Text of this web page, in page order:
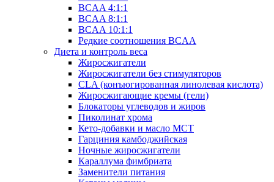
BCAA 4:1:1
BCAA 8:1:1
BCAA 10:1:1
Редкие соотношения BCAA
Диета и контроль веса
Жиросжигатели
Жиросжигатели без стимуляторов
CLA (конъюгированная линолевая кислота)
Жиросжигающие кремы (гели)
Блокаторы углеводов и жиров
Пиколинат хрома
Кето-добавки и масло МСТ
Гарциния камбоджийская
Ночные жиросжигатели
Караллума фимбриата
Заменители питания